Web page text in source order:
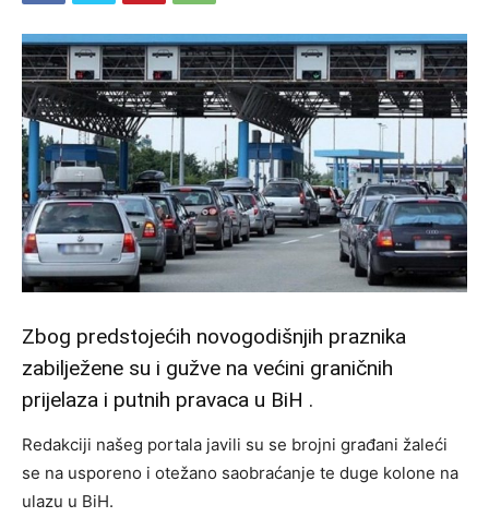
Zbog predstojećih novogodišnjih praznika
zabilježene su i gužve na većini graničnih
prijelaza i putnih pravaca u BiH .
Redakciji našeg portala javili su se brojni građani žaleći
se na usporeno i otežano saobraćanje te duge kolone na
ulazu u BiH.